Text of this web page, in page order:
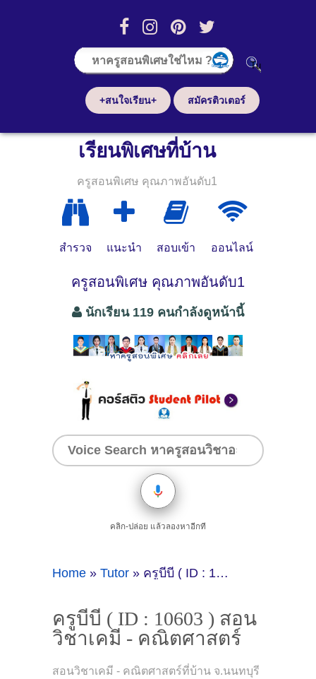
+สนใจเรียน+ สมัครติวเตอร์
เรียนพิเศษที่บ้าน
ครูสอนพิเศษ คุณภาพอันดับ1
สำรวจ แนะนำ สอบเข้า ออนไลน์
ครูสอนพิเศษ คุณภาพอันดับ1
นักเรียน 119 คนกำลังดูหน้านี้
คลิก-ปล่อย แล้วลองหาอีกที
Home » Tutor » ครูบีบี ( ID : 10603 ) สอนวิชาเคมี - คณิตศาสตร์
ครูบีบี ( ID : 10603 ) สอน
วิชาเคมี - คณิตศาสตร์
สอนวิชาเคมี - คณิตศาสตร์ที่บ้าน จ.นนทบุรี